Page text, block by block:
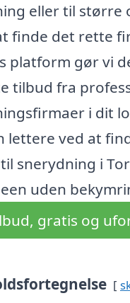
eller til større
finde det rette
platform gør vi
tilbud fra
i dit
lettere ved at
snerydning i
uden
gratis og